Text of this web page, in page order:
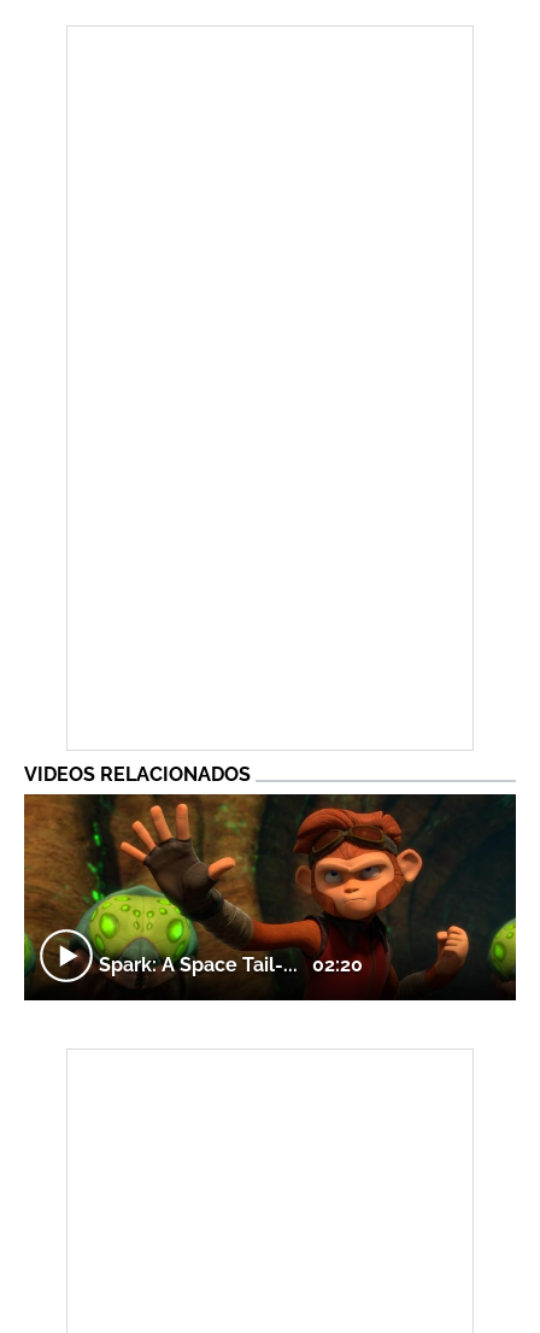
VIDEOS RELACIONADOS
Spark: A Space Tail-...02:20